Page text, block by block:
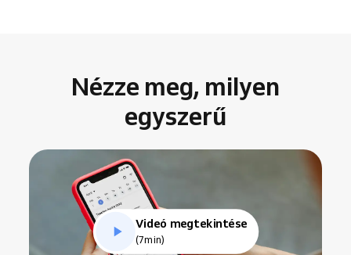
Nézze meg, milyen
egyszerű
Videó megtekintése
(7min)